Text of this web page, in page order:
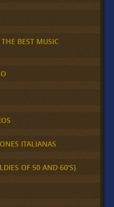
BEST MUSIC
ITALIANAS
OF 50 AND 60'S}